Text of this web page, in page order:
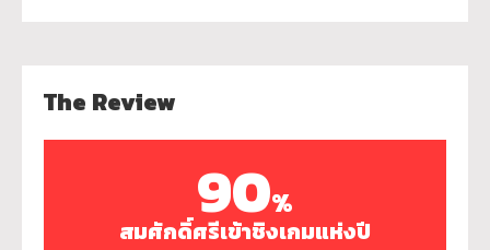
The Review
90%
สมศักดิ์ศรีเข้าชิงเกมแห่งปี